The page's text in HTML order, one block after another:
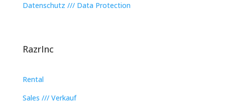
Datenschutz /// Data Protection
RazrInc
Rental
Sales /// Verkauf